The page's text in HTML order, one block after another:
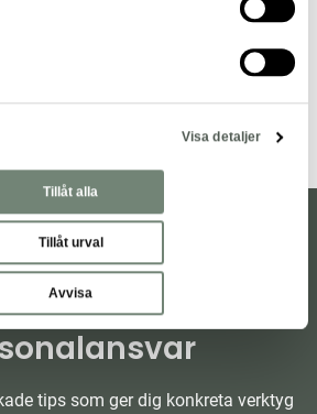
Visa detaljer
Tillåt alla
Tillåt urval
Avvisa
för dig som
ledare med
tips som ger dig konkreta verktyg